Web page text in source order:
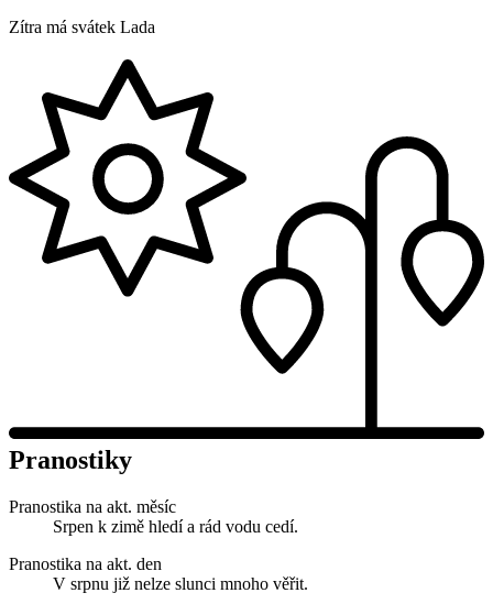
Zítra má svátek Lada
Pranostiky
Pranostika na akt. měsíc
Srpen k zimě hledí a rád vodu cedí.
Pranostika na akt. den
V srpnu již nelze slunci mnoho věřit.